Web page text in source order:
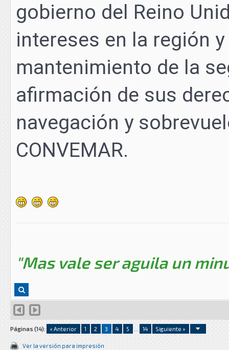
gobierno del Reino
intereses en la región
mantenimiento de la
afirmación de sus
navegación y
CONVEMAR.
"Mas vale ser aguila un
Páginas (14): « Anterior 1 2 3 4 5 ... 14 Siguiente »
Ver la versión para impresión